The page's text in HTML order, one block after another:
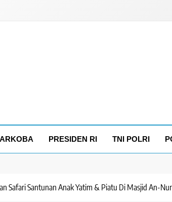
PRESIDEN RI TNI POLRI
Safari Santunan Anak Yatim & Piatu Di Masjid An-Nur